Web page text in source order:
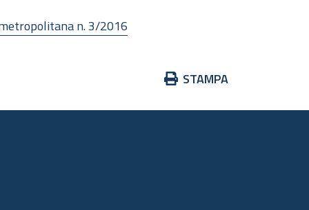
n. 3/2016
Azioni
documento
STAMPA